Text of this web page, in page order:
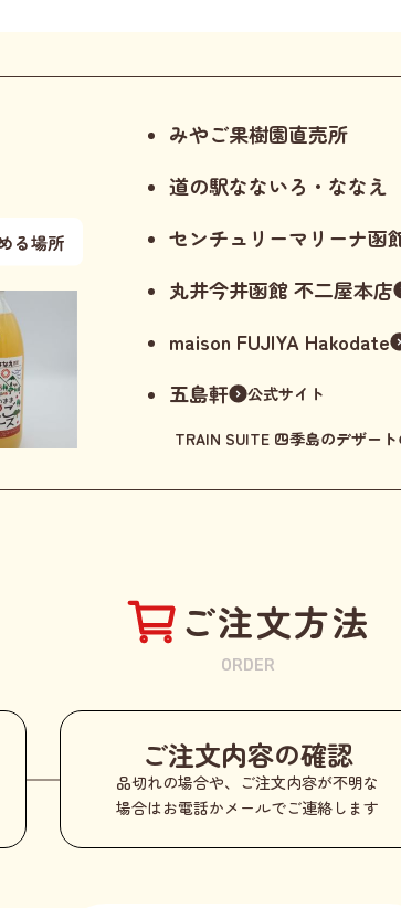
みやご果樹園直売所
道の駅なないろ・ななえ
センチュリーマリーナ函
丸井今井函館 不二屋本店
maison FUJIYA Hakodate
五島軒 公式サイト
TRAIN SUITE 四季島のデザー
ご注文方法
ORDER
ご注文内容の確認
品切れの場合や、ご注文内容が不明な
場合はお電話かメールでご連絡します